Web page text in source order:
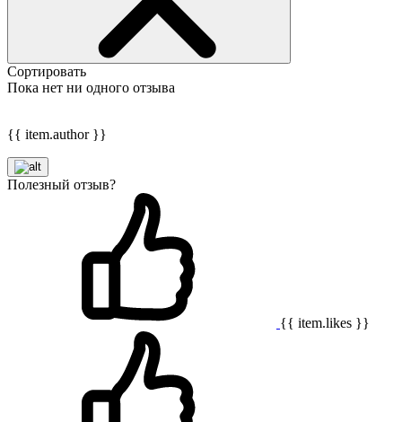
Сортировать
Пока нет ни одного отзыва
{{ item.author }}
Полезный отзыв?
{{ item.likes }}